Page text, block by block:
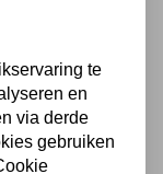
te
en
via derde
gebruiken